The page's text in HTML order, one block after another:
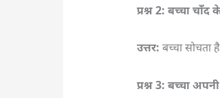
प्रश्न 2: बच्चा चाँद
उत्तर: बच्चा सोचता
प्रश्न 3: बच्चा